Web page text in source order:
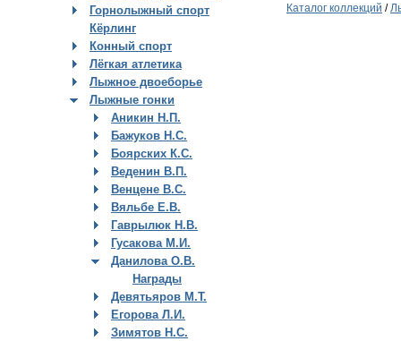
Горнолыжный спорт
Кёрлинг
Конный спорт
Лёгкая атлетика
Лыжное двоеборье
Лыжные гонки
Аникин Н.П.
Бажуков Н.С.
Боярских К.С.
Веденин В.П.
Венцене В.С.
Вяльбе Е.В.
Гаврылюк Н.В.
Гусакова М.И.
Данилова О.В.
Награды
Девятьяров М.Т.
Егорова Л.И.
Зимятов Н.С.
Каталог коллекций /